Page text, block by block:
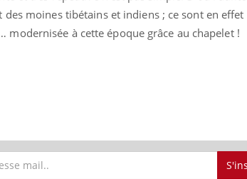
moines tibétains et indiens ; ce sont en effet
à cette époque grâce au chapelet !